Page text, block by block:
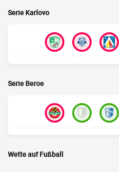
Serie Karlovo
Serie Beroe
Wette auf Fußball